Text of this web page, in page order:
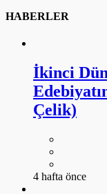
HABERLER
İkinci
Çelik)
4 hafta önce